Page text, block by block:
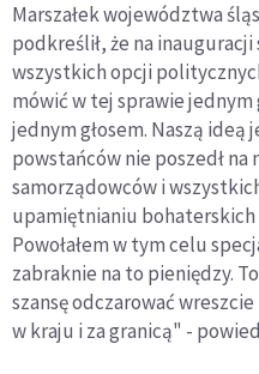
Marszałek województwa
podkreślił, że na
wszystkich opcji
mówić w tej sprawie jednym
jednym głosem. Naszą ideą
powstańców nie poszedł na
samorządowców i
upamiętnianiu bohaterskich
Powołałem w tym celu
zabraknie na to pieniędzy.
szansę odczarować
w kraju i za granicą" -